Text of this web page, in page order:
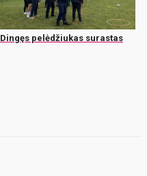
Dingęs pelėdžiukas surastas